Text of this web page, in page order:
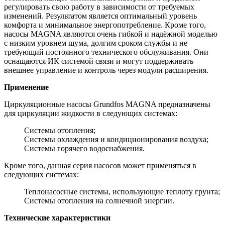
регулировать свою работу в зависимости от требуемых
изменений. Результатом является оптимальный уровень
комфорта и минимальное энергопотребление. Кроме того,
насосы MAGNA являются очень гибкой и надёжной моделью
с низким уровнем шума, долгим сроком службы и не
требующий постоянного технического обслуживания. Они
оснащаются ИК системой связи и могут поддерживать
внешнее управление и контроль через модули расширения.
Применение
Циркуляционные насосы Grundfos MAGNA предназначены
для циркуляции жидкости в следующих системах:
Системы отопления;
Системы охлаждения и кондиционирования воздуха;
Системы горячего водоснабжения.
Кроме того, данная серия насосов может применяться в
следующих системах:
Теплонасосные системы, использующие теплоту грунта;
Системы отопления на солнечной энергии.
Технические характеристики